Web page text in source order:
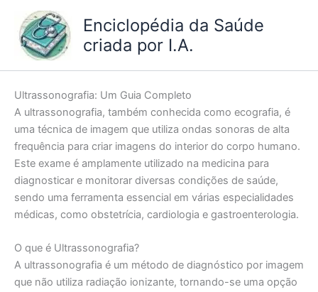
conteúdo
Enciclopédia da Saúde
criada por I.A.
Ultrassonografia: Um Guia Completo
A ultrassonografia, também conhecida como ecografia, é
uma técnica de imagem que utiliza ondas sonoras de alta
frequência para criar imagens do interior do corpo humano.
Este exame é amplamente utilizado na medicina para
diagnosticar e monitorar diversas condições de saúde,
sendo uma ferramenta essencial em várias especialidades
médicas, como obstetrícia, cardiologia e gastroenterologia.
O que é Ultrassonografia?
A ultrassonografia é um método de diagnóstico por imagem
que não utiliza radiação ionizante, tornando-se uma opção